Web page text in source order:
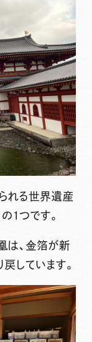
れる世界遺産
1つです。
は、金箔が新
しています。